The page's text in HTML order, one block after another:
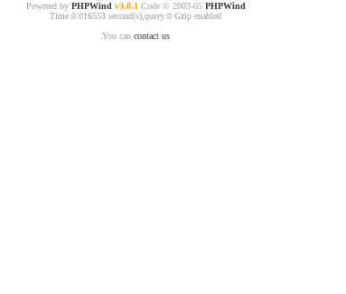
Powered by PHPWind v3.0.1 Code © 2003-05 PHPWind
Time 0.016553 second(s),query:0 Gzip enabled
You can contact us